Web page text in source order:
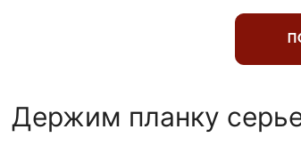
Держим планку